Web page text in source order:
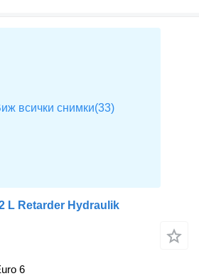
L Retarder Hydraulik
6